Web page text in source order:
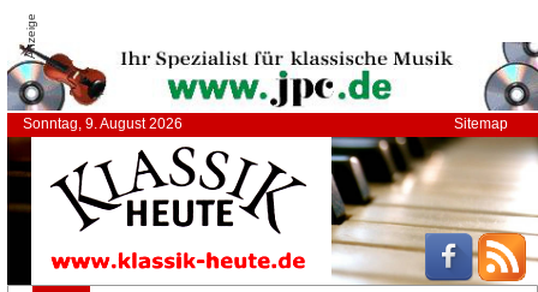
Anzeige
Sonntag, 9. August 2026 Sitemap